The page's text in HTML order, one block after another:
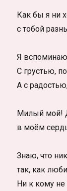
Как бы я ни
с тобой
Я вспоминаю
С грустью,
А с
Милый мой!
в моём
Знаю, что
так, как
Ни к кому не